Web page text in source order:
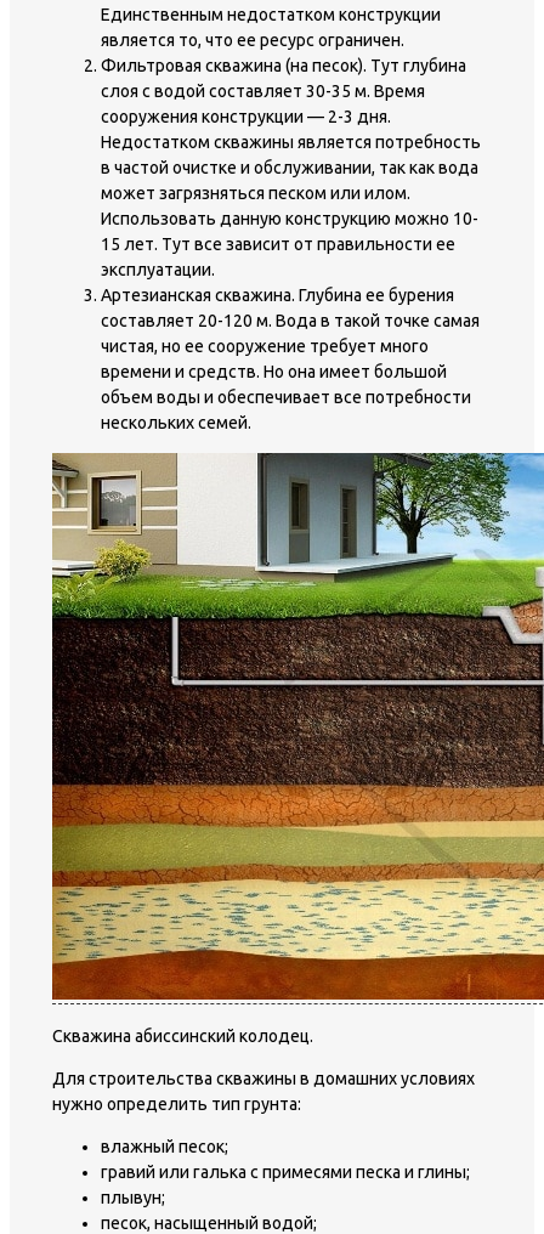
Единственным недостатком конструкции
является то, что ее ресурс ограничен.
Фильтровая скважина (на песок). Тут глубина
слоя с водой составляет 30-35 м. Время
сооружения конструкции — 2-3 дня.
Недостатком скважины является потребность
в частой очистке и обслуживании, так как вода
может загрязняться песком или илом.
Использовать данную конструкцию можно 10-
15 лет. Тут все зависит от правильности ее
эксплуатации.
Артезианская скважина. Глубина ее бурения
составляет 20-120 м. Вода в такой точке самая
чистая, но ее сооружение требует много
времени и средств. Но она имеет большой
объем воды и обеспечивает все потребности
нескольких семей.
Скважина абиссинский колодец.
Для строительства скважины в домашних условиях
нужно определить тип грунта:
влажный песок;
гравий или галька с примесями песка и глины;
плывун;
песок, насыщенный водой;